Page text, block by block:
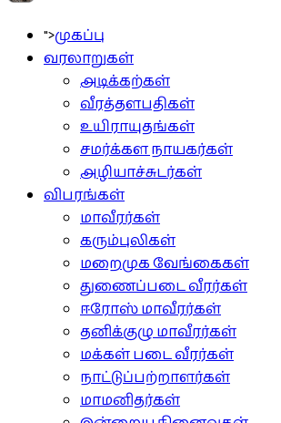
">முகப்பு
வரலாறுகள்
அடிக்கற்கள்
வீரத்தளபதிகள்
உயிராயுதங்கள்
சமர்க்கள நாயகர்கள்
அழியாச்சுடர்கள்
விபரங்கள்
மாவீரர்கள்
கரும்புலிகள்
மறைமுக வேங்கைகள்
துணைப்படை வீரர்கள்
ஈரோஸ் மாவீரர்கள்
தனிக்குழு மாவீரர்கள்
மக்கள் படை வீரர்கள்
நாட்டுப்பற்றாளர்கள்
மாமனிதர்கள்